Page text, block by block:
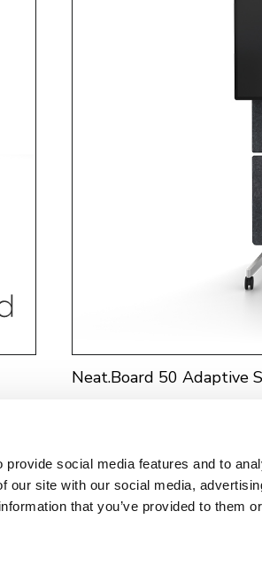
social media features and to
our site with our social media,
that you’ve provided to them
Neat.Board 50 Adaptive